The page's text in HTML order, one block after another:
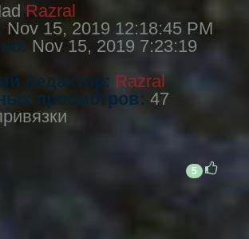
Razral
Nov 15, 2019 12:18:45 PM
Nov 15, 2019 7:23:19
редактор: Razral
просмотров: 47
5